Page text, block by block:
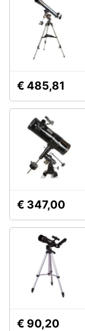
€ 485,81
€ 347,00
€ 90,20